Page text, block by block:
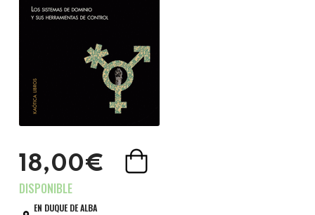
18,00€
EN DUQUE DE ALBA